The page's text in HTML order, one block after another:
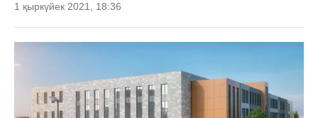
1 қыркүйек 2021, 18:36